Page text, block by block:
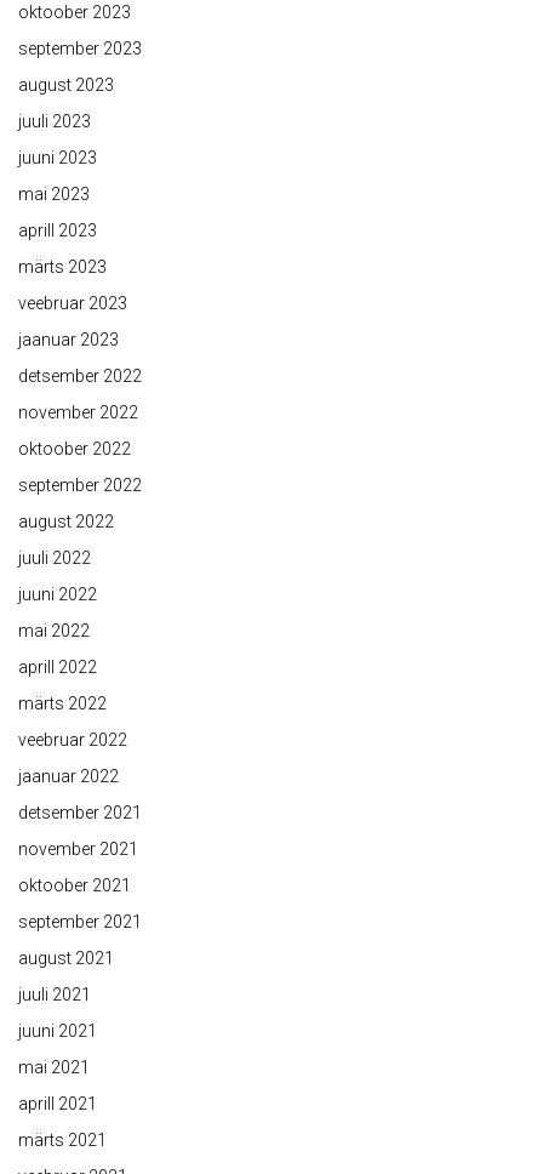
oktoober 2023
september 2023
august 2023
juuli 2023
juuni 2023
mai 2023
aprill 2023
märts 2023
veebruar 2023
jaanuar 2023
detsember 2022
november 2022
oktoober 2022
september 2022
august 2022
juuli 2022
juuni 2022
mai 2022
aprill 2022
märts 2022
veebruar 2022
jaanuar 2022
detsember 2021
november 2021
oktoober 2021
september 2021
august 2021
juuli 2021
juuni 2021
mai 2021
aprill 2021
märts 2021